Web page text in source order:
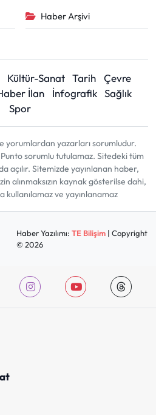
Haber Arşivi
Kültür-Sanat Tarih
Çevre
İlan İnfografik Sağlık
Spor
yorumlardan yazarları sorumludur.
sorumlu tutulamaz. Sitedeki tüm
açılır. Sitemizde yayınlanan haber,
alınmaksızın kaynak gösterilse dahi,
ve yayınlanamaz
Haber Yazılımı: TE Bilişim| Copyright
© 2026